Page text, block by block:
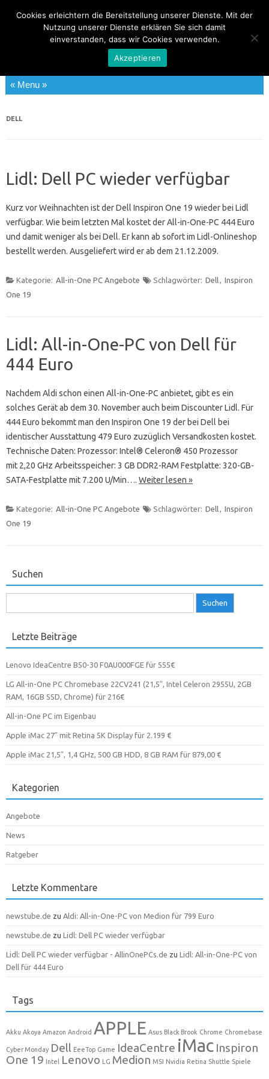
All-in-One PCs
News, Informationen, Tests und Angebote zu All-in-One PCs
Zum Inhalt springen
DELL
Lidl: Dell PC wieder verfügbar
Kurz vor Weihnachten ist der Dell Inspiron One 19 wieder bei Lidl
verfügbar. Wie beim letzten Mal kostet der All-in-One-PC 444 Euro
und damit weniger als bei Dell. Er kann ab sofort im Lidl-Onlineshop
bestellt werden. Ausgeliefert wird er ab dem 21.12.2009.
Kategorie: All-in-One PC Angebote Schlagwörter: Dell, Inspiron
One 19
Lidl: All-in-One-PC von Dell für
444 Euro
Nachdem Aldi schon einen All-in-One-PC anbietet, gibt es ein
solches Gerät ab dem 30. November auch beim Discounter Lidl. Für
444 Euro bekommt man den Inspiron One 19 der bei Dell bei
identischer Ausstattung 479 Euro zuzüglich Versandkosten kostet.
Technische Daten: Prozessor: Intel® Celeron® 450 Prozessor
mit 2,20 GHz Arbeitsspeicher: 3 GB DDR2-RAM Festplatte: 320-GB-
SATA-Festplatte mit 7.200 U/Min…. Weiter lesen »
Kategorie: All-in-One PC Angebote Schlagwörter: Dell, Inspiron
One 19
Suchen
nach:
Letzte Beiträge
Lenovo IdeaCentre B50-30 F0AU000FGE für 555€
LG All-in-One PC Chromebase 22CV241 (21,5″, Intel Celeron 2955U, 2GB
RAM, 16GB SSD, Chrome) für 216€
All-in-One PC im Eigenbau
Apple iMac 27″ mit Retina 5K Display für 2.199 €
Apple iMac 21,5″, 1,4 GHz, 500 GB HDD, 8 GB RAM für 879,00 €
Kategorien
Angebote
News
Ratgeber
Letzte Kommentare
newstube.de zu Aldi: All-in-One-PC von Medion für 799 Euro
newstube.de zu Lidl: Dell PC wieder verfügbar
Lidl: Dell PC wieder verfügbar - AllinOnePCs.de zu Lidl: All-in-One-PC von
Dell für 444 Euro
Tags
Akku Akoya Amazon Android APPLE Asus Black Brook Chrome Chromebase
Cyber Monday Dell EeeTop Game IdeaCentre iMac Inspiron
One 19 Intel Lenovo LG Medion MSI Nvidia Retina Shuttle Spiele
Cookies erleichtern die Bereitstellung unserer Dienste. Mit der
Nutzung unserer Dienste erklären Sie sich damit
einverstanden, dass wir Cookies verwenden.
Akzeptieren